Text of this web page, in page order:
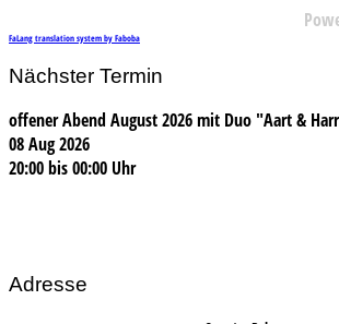
FaLang translation system by Faboba
Nächster Termin
offener Abend August 2026 mit Duo "Aart &
08 Aug 2026
20:00bis00:00 Uhr
Adresse